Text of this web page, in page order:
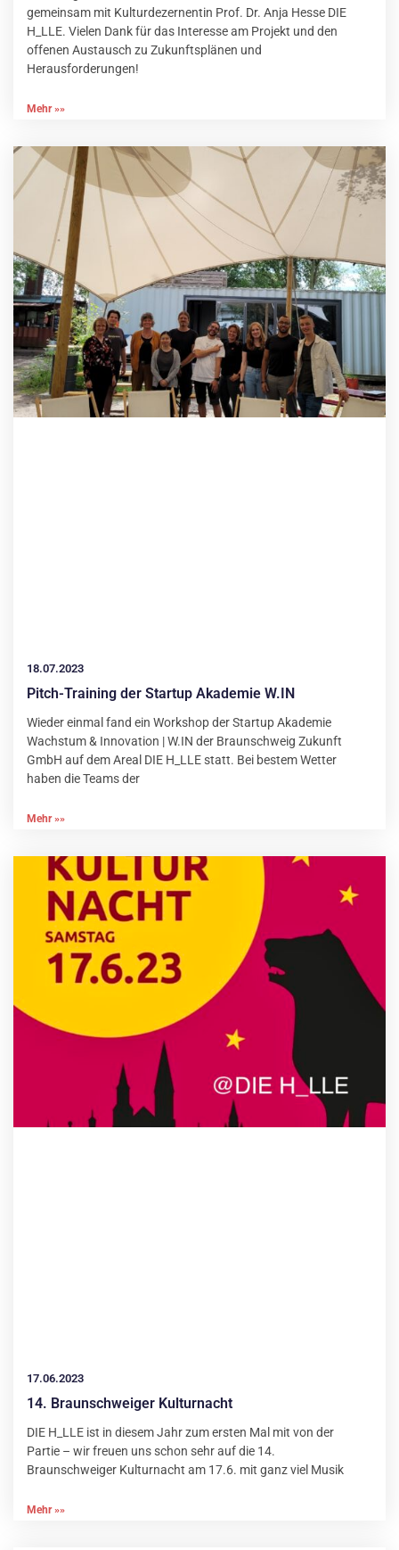
gemeinsam mit Kulturdezernentin Prof. Dr. Anja Hesse DIE
H_LLE. Vielen Dank für das Interesse am Projekt und den
offenen Austausch zu Zukunftsplänen und
Herausforderungen!
Mehr »»
18.07.2023
Pitch-Training der Startup Akademie W.IN
Wieder einmal fand ein Workshop der Startup Akademie
Wachstum & Innovation | W.IN der Braunschweig Zukunft
GmbH auf dem Areal DIE H_LLE statt. Bei bestem Wetter
haben die Teams der
Mehr »»
17.06.2023
14. Braunschweiger Kulturnacht
DIE H_LLE ist in diesem Jahr zum ersten Mal mit von der
Partie – wir freuen uns schon sehr auf die 14.
Braunschweiger Kulturnacht am 17.6. mit ganz viel Musik
Mehr »»